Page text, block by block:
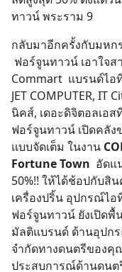
ทาวน์ พระราม 9
กลับมาอีกครั้งกับมหก
ฟอร์จูนทาวน์ เอาใจ
Commart แบรนด์ไอ
JET COMPUTER, IT
นิคส์, เดอะดิจิตอลเอ
ฟอร์จูนทาวน์ เปิดคลั
แบบจัดเต็ม ในงาน
Fortune Town อัดแ
50%!! ให้ได้ช้อปกับสิ
เครื่องปริ้น อุปกรณ์ไอ
ฟอร์จูนทาวน์ ยังเปิด
มัลติแบรนด์ ด้านอุปก
จำกัดทางดนตรีของคุ
ประสบการณ์ด้านดนต